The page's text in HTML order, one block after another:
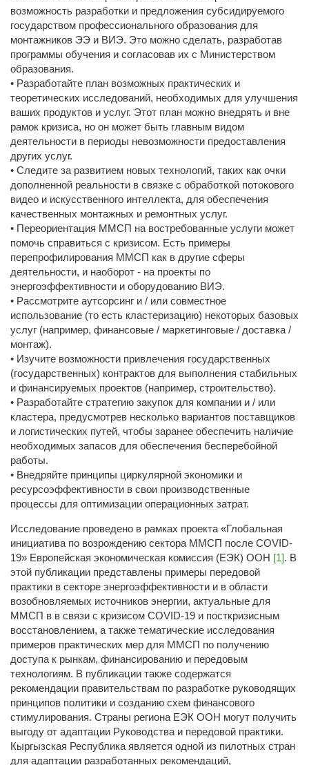
возможность разработки и предложения субсидируемого
государством профессионального образования для
монтажников ЭЭ и ВИЭ. Это можно сделать, разработав
программы обучения и согласовав их с Министерством
образования.
• Разработайте план возможных практических и
теоретических исследований, необходимых для улучшения
ваших продуктов и услуг. Этот план можно внедрять и вне
рамок кризиса, но он может быть главным видом
деятельности в периоды невозможности предоставления
других услуг.
• Следите за развитием новых технологий, таких как очки
дополненной реальности в связке с обработкой потокового
видео и искусственного интеллекта, для обеспечения
качественных монтажных и ремонтных услуг.
• Переориентация ММСП на востребованные услуги может
помочь справиться с кризисом. Есть примеры
перепрофилирования ММСП как в другие сферы
деятельности, и наоборот - на проекты по
энергоэффективности и оборудованию ВИЭ.
• Рассмотрите аутсорсинг и / или совместное
использование (то есть кластеризацию) некоторых базовых
услуг (например, финансовые / маркетинговые / доставка /
монтаж).
• Изучите возможности привлечения государственных
(государственных) контрактов для выполнения стабильных
и финансируемых проектов (например, строительство).
• Разработайте стратегию закупок для компании и / или
кластера, предусмотрев несколько вариантов поставщиков
и логистических путей, чтобы заранее обеспечить наличие
необходимых запасов для обеспечения бесперебойной
работы.
• Внедряйте принципы циркулярной экономики и
ресурсоэффективности в свои производственные
процессы для оптимизации операционных затрат.
Исследование проведено в рамках проекта «Глобальная
инициатива по возрождению сектора ММСП после COVID-
19» Европейская экономическая комиссия (ЕЭК) ООН [1]. В
этой публикации представлены примеры передовой
практики в секторе энергоэффективности и в области
возобновляемых источников энергии, актуальные для
ММСП в в связи с кризисом COVID-19 и посткризисным
восстановлением, а также тематические исследования
примеров практических мер для ММСП по получению
доступа к рынкам, финансированию и передовым
технологиям. В публикации также содержатся
рекомендации правительствам по разработке руководящих
принципов политики и созданию схем финансового
стимулирования. Страны региона ЕЭК ООН могут получить
выгоду от адаптации Руководства и передовой практики.
Кыргызская Республика является одной из пилотных стран
для адаптации разработанных рекомендаций,